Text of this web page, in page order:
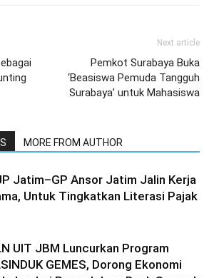
Next article
Pemkot Surabaya Buka
‘Beasiswa Pemuda Tangguh
Surabaya’ untuk Mahasiswa
MORE FROM AUTHOR
Jatim–GP Ansor Jatim Jalin Kerja
Untuk Tingkatkan Literasi Pajak
UIT JBM Luncurkan Program
GEMES, Dorong Ekonomi